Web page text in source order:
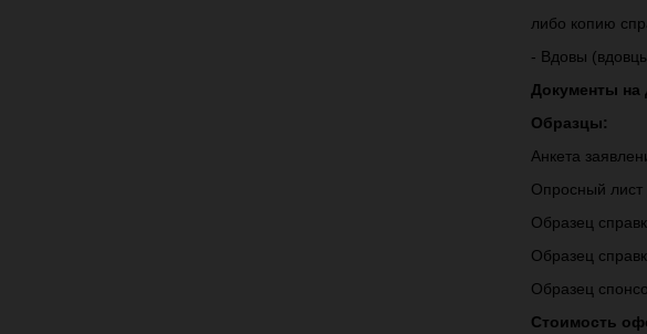
либо копию
- Вдовы
Документы на
Образцы:
Анкета
Опросный
Образец
Образец
Образец
Стоимость